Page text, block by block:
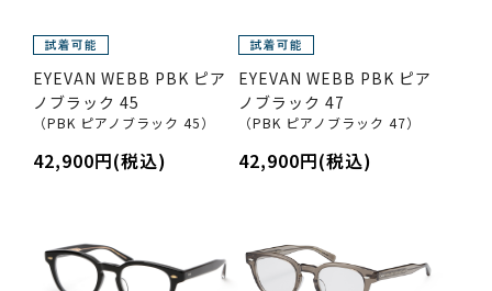
EYEVAN WEBB PBK ピア
ノブラック 45
（PBK ピアノブラック 45）
42,900円(税込)
EYEVAN WEBB PBK ピア
ノブラック 47
（PBK ピアノブラック 47）
42,900円(税込)